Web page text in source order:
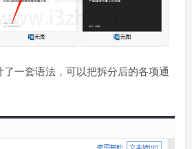
一套语法，可以把拆分后的各项通